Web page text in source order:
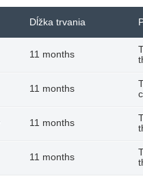
Dĺžka trvania
11 months
11 months
11 months
11 months